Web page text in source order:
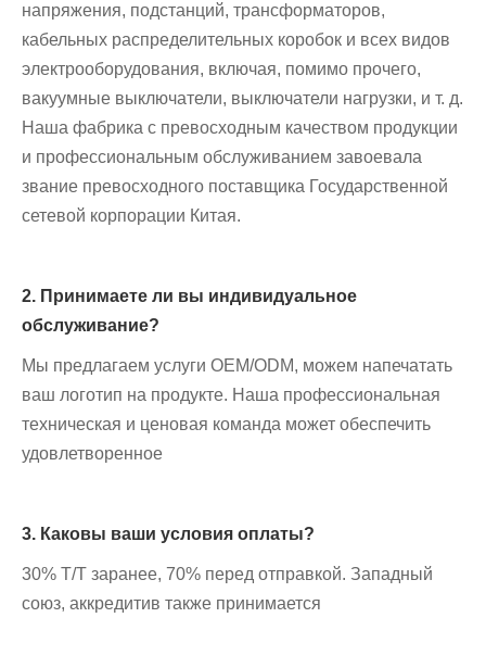
напряжения, подстанций, трансформаторов,
кабельных распределительных коробок и всех видов
электрооборудования, включая, помимо прочего,
вакуумные выключатели, выключатели нагрузки, и т. д.
Наша фабрика с превосходным качеством продукции
и профессиональным обслуживанием завоевала
звание превосходного поставщика Государственной
сетевой корпорации Китая.
2. Принимаете ли вы индивидуальное
обслуживание?
Мы предлагаем услуги OEM/ODM, можем напечатать
ваш логотип на продукте. Наша профессиональная
техническая и ценовая команда может обеспечить
удовлетворенное
3. Каковы ваши условия оплаты?
30% T/T заранее, 70% перед отправкой. Западный
союз, аккредитив также принимается